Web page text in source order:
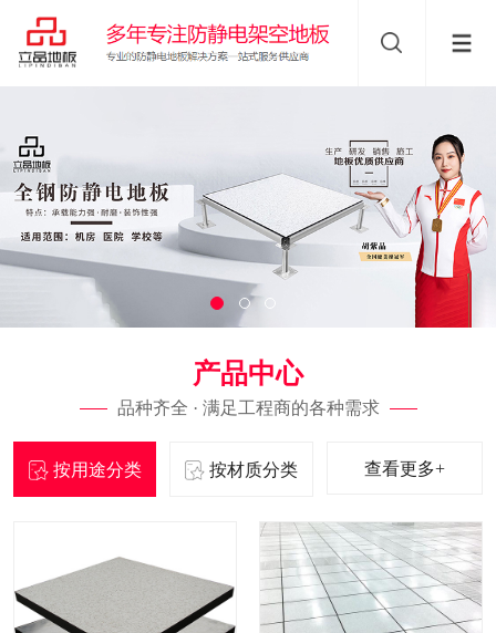
产品中心
品种齐全 · 满足工程商的各种需求
按用途分类 按材质分类 查看更多+